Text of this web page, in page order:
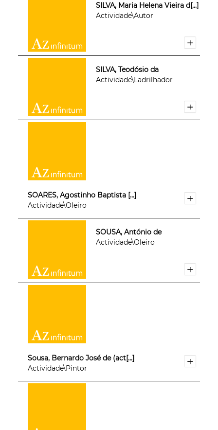
SILVA, Maria Helena Vieira d[...]
Actividade\Autor
SILVA, Teodósio da
Actividade\Ladrilhador
SOARES, Agostinho Baptista [...]
Actividade\Oleiro
SOUSA, António de
Actividade\Oleiro
Sousa, Bernardo José de (act[...]
Actividade\Pintor